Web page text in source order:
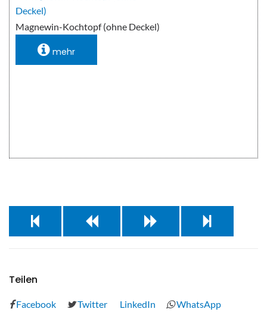
Magnewin-Kochtopf (ohne Deckel)
mehr
Teilen
Facebook Twitter LinkedIn WhatsApp